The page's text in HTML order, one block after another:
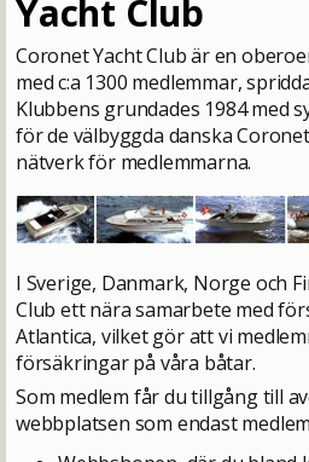
Yacht Club
Coronet Yacht Club är en
med c:a 1300 medlemmar,
Klubbens grundades 1984 med
för de välbyggda danska
nätverk för medlemmarna.
I Sverige, Danmark, Norge och
Club ett nära samarbete med
Atlantica, vilket gör att vi
försäkringar på våra båtar.
Som medlem får du tillgång till
webbplatsen som endast